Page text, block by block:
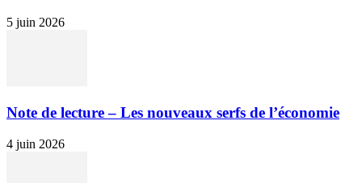
5 juin 2026
Note de lecture – Les nouveaux serfs de l’économie
4 juin 2026